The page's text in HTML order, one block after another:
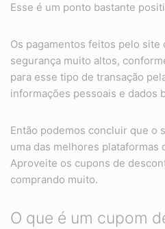
Esse é um ponto bastante
Os pagamentos feitos pelo site
segurança muito altos,
para esse tipo de transação
informações pessoais e dados
Então podemos concluir que o
uma das melhores plataformas
Aproveite os cupons de
comprando muito.
O que é um cupom